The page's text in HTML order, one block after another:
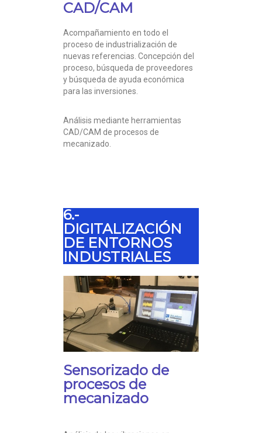
CAD/CAM
Acompañamiento en todo el
proceso de industrialización de
nuevas referencias. Concepción del
proceso, búsqueda de proveedores
y búsqueda de ayuda económica
para las inversiones.
Análisis mediante herramientas
CAD/CAM de procesos de
mecanizado.
6.-
DIGITALIZACIÓN
DE ENTORNOS
INDUSTRIALES
Sensorizado de
procesos de
mecanizado